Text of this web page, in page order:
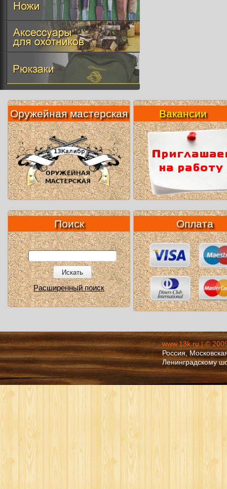
Оружейная мастерская Вакансии
Поиск
Искать
Расширенный поиск
Оплата
www.13k.ru | ©
Россия,
Ленинградскому